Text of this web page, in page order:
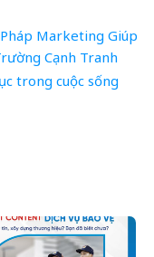
Marketing Giúp
Cạnh Tranh
trong cuộc sống